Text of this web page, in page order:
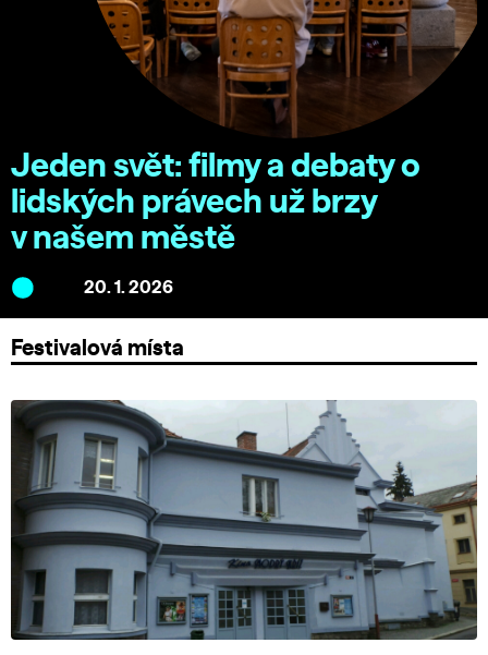
Jeden svět: filmy a debaty o
lidských právech už brzy
v našem městě
20. 1. 2026
Festivalová místa